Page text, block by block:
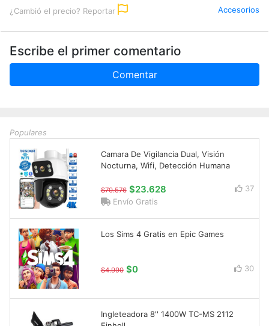
¿Cambió el precio? Reportar Accesorios
Escribe el primer comentario
Comentar
Populares
Camara De Vigilancia Dual, Visión
Nocturna, Wifi, Detección Humana
$70.576 $23.628
37
Envío Gratis
Los Sims 4 Gratis en Epic Games
$4.990 $0 30
Ingleteadora 8'' 1400W TC-MS 2112